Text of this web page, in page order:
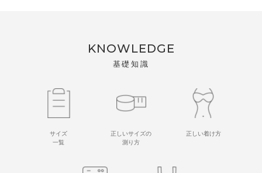
KNOWLEDGE
基礎知識
サイズ
一覧
正しいサイズの
測り方
正しい着け方